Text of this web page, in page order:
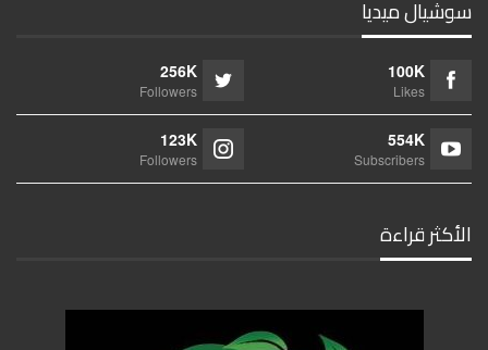
سوشيال ميديا
100K
Likes
256K
Followers
554K
Subscribers
123K
Followers
الأكثر قراءة